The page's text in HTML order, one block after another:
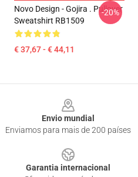
Novo Design - Gojira . Pullover
Sweatshirt RB1509
€ 37,67 - € 44,11
-20%
Envio mundial
Enviamos para mais de 200 países
Garantia internacional